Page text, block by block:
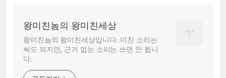
왕미친놈의 왕미친세상
왕미친놈의 왕미친세상입니다. 미친 소리는
써도 되지만, 근거 없는 소리는 쓰면 안 됩니
다.